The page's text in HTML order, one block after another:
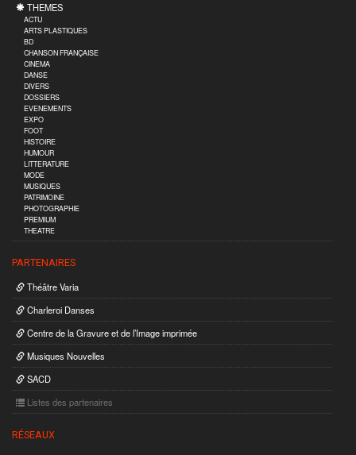
THEMES
ACTU
ARTS PLASTIQUES
BD
CHANSON FRANÇAISE
CINEMA
DANSE
DIVERS
DOSSIERS
EVENEMENTS
EXPO
FOOT
HISTOIRE
HUMOUR
LITTERATURE
MODE
MUSIQUES
PATRIMOINE
PHOTOGRAPHIE
PREMIUM
THEATRE
PARTENAIRES
Théâtre Varia
Charleroi Danses
Centre de la Gravure et de l’Image imprimée
Musiques Nouvelles
SACD
Listes des partenaires
RÉSEAUX